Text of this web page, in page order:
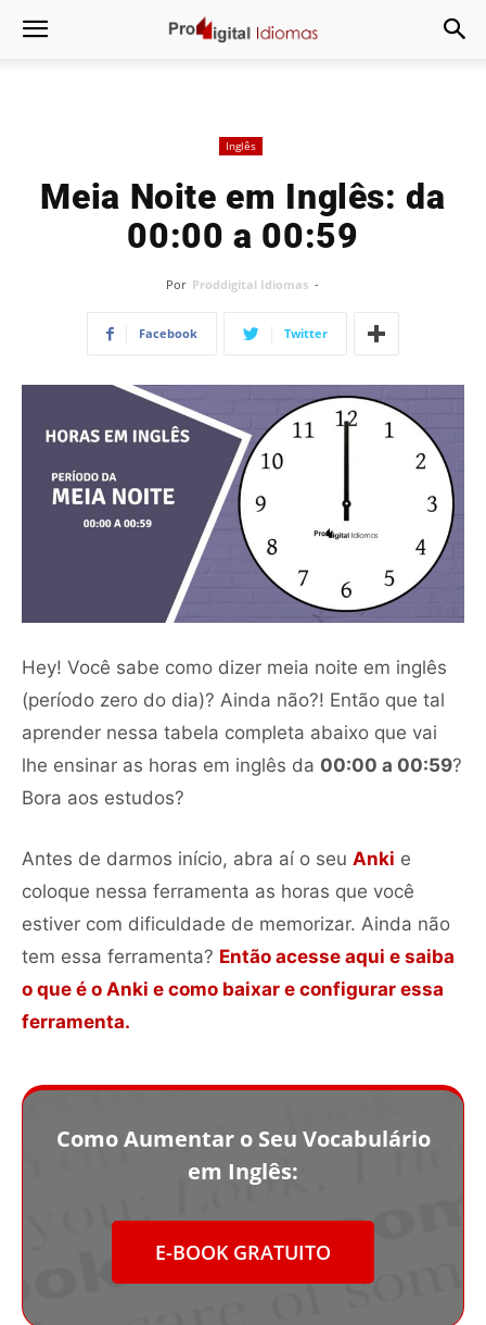
Inglês
Meia Noite em Inglês: da
00:00 a 00:59
Por Proddigital Idiomas -
Facebook Twitter
Hey! Você sabe como dizer meia noite em inglês
(período zero do dia)? Ainda não?! Então que tal
aprender nessa tabela completa abaixo que vai
lhe ensinar as horas em inglês da 00:00 a 00:59?
Bora aos estudos?
Antes de darmos início, abra aí o seu Anki e
coloque nessa ferramenta as horas que você
estiver com dificuldade de memorizar. Ainda não
tem essa ferramenta? Então acesse aqui e saiba
o que é o Anki e como baixar e configurar essa
ferramenta.
Como Aumentar o Seu Vocabulário
em Inglês:
E-BOOK GRATUITO